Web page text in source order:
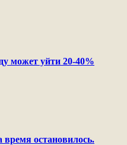
может уйти 20-40%
время остановилось.